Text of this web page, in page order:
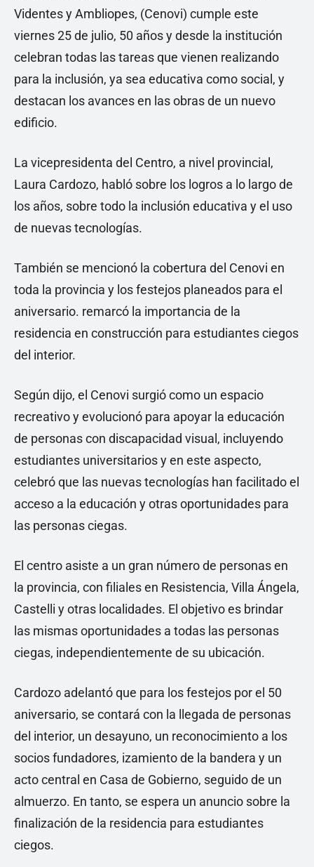
Videntes y Ambliopes, (Cenovi) cumple este
viernes 25 de julio, 50 años y desde la institución
celebran todas las tareas que vienen realizando
para la inclusión, ya sea educativa como social, y
destacan los avances en las obras de un nuevo
edificio.
La vicepresidenta del Centro, a nivel provincial,
Laura Cardozo, habló sobre los logros a lo largo de
los años, sobre todo la inclusión educativa y el uso
de nuevas tecnologías.
También se mencionó la cobertura del Cenovi en
toda la provincia y los festejos planeados para el
aniversario. remarcó la importancia de la
residencia en construcción para estudiantes ciegos
del interior.
Según dijo, el Cenovi surgió como un espacio
recreativo y evolucionó para apoyar la educación
de personas con discapacidad visual, incluyendo
estudiantes universitarios y en este aspecto,
celebró que las nuevas tecnologías han facilitado el
acceso a la educación y otras oportunidades para
las personas ciegas.
El centro asiste a un gran número de personas en
la provincia, con filiales en Resistencia, Villa Ángela,
Castelli y otras localidades. El objetivo es brindar
las mismas oportunidades a todas las personas
ciegas, independientemente de su ubicación.
Cardozo adelantó que para los festejos por el 50
aniversario, se contará con la llegada de personas
del interior, un desayuno, un reconocimiento a los
socios fundadores, izamiento de la bandera y un
acto central en Casa de Gobierno, seguido de un
almuerzo. En tanto, se espera un anuncio sobre la
finalización de la residencia para estudiantes
ciegos.